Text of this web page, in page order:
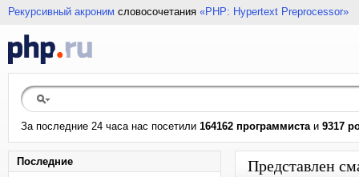
Рекурсивный акроним словосочетания «PHP: Hypertext Preprocessor»
За последние 24 часа нас посетили 164162 программистаи 9317
Последние Представлен